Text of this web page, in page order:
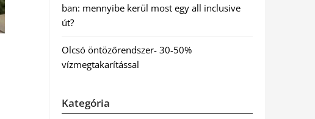
ban: mennyibe kerül most egy all inclusive
út?
Olcsó öntözőrendszer- 30-50%
vízmegtakarítással
Kategória